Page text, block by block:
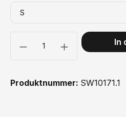
Produkt Anzahl: Gib den
In
Produktnummer: SW10171.1